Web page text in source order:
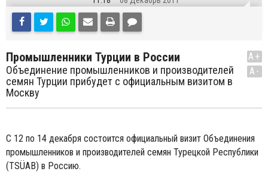
Промышленники Турции в России
Объединение промышленников и производителей
семян Турции прибудет с официальным визитом в
Москву
A+
A-
С 12 по 14 декабря состоится официальный визит Объединения
промышленников и производителей семян Турецкой Республики
(TSÜAB) в Россию.